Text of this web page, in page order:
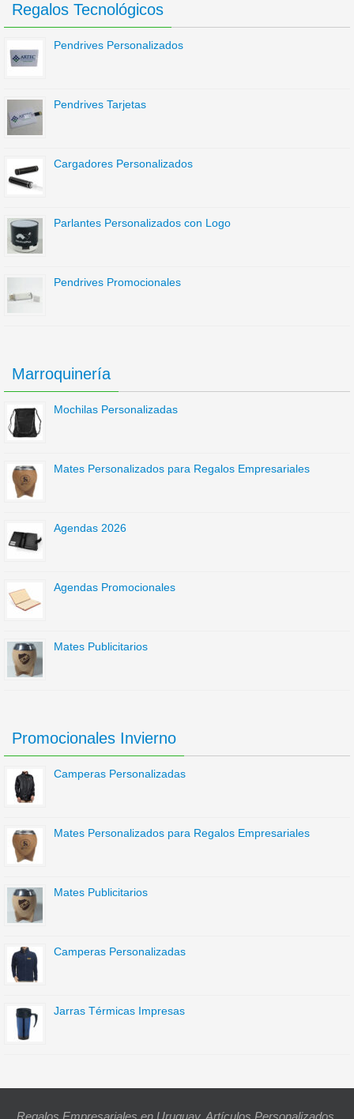
Regalos Tecnológicos
Pendrives Personalizados
Pendrives Tarjetas
Cargadores Personalizados
Parlantes Personalizados con Logo
Pendrives Promocionales
Marroquinería
Mochilas Personalizadas
Mates Personalizados para Regalos Empresariales
Agendas 2026
Agendas Promocionales
Mates Publicitarios
Promocionales Invierno
Camperas Personalizadas
Mates Personalizados para Regalos Empresariales
Mates Publicitarios
Camperas Personalizadas
Jarras Térmicas Impresas
Regalos Empresariales en Uruguay. Artículos Personalizados,